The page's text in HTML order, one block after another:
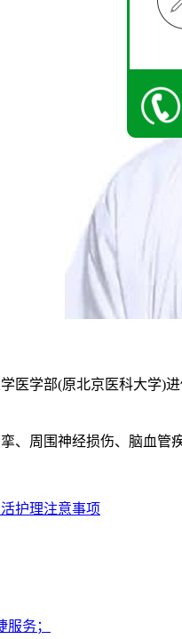
学部(原北京医科大学)进
、周围神经损伤、脑血管
护理注意事项
务；